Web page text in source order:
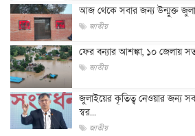
আজ থেকে সবার জন্য উন্মুক্ত
জাতীয়
ফের বন্যার আশঙ্কা, ১০ জেলায়
জাতীয়
জুলাইয়ের কৃতিত্ব নেওয়ার জন্য
স্বর...
জাতীয়